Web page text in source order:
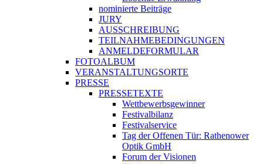
nominierte Beiträge
JURY
AUSSCHREIBUNG
TEILNAHMEBEDINGUNGEN
ANMELDEFORMULAR
FOTOALBUM
VERANSTALTUNGSORTE
PRESSE
PRESSETEXTE
Wettbewerbsgewinner
Festivalbilanz
Festivalservice
Tag der Offenen Tür: Rathenower
Optik GmbH
Forum der Visionen